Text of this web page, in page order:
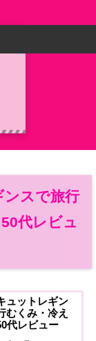
スで旅行
代レビュ
ュットレギン
むくみ・冷え
代レビュー